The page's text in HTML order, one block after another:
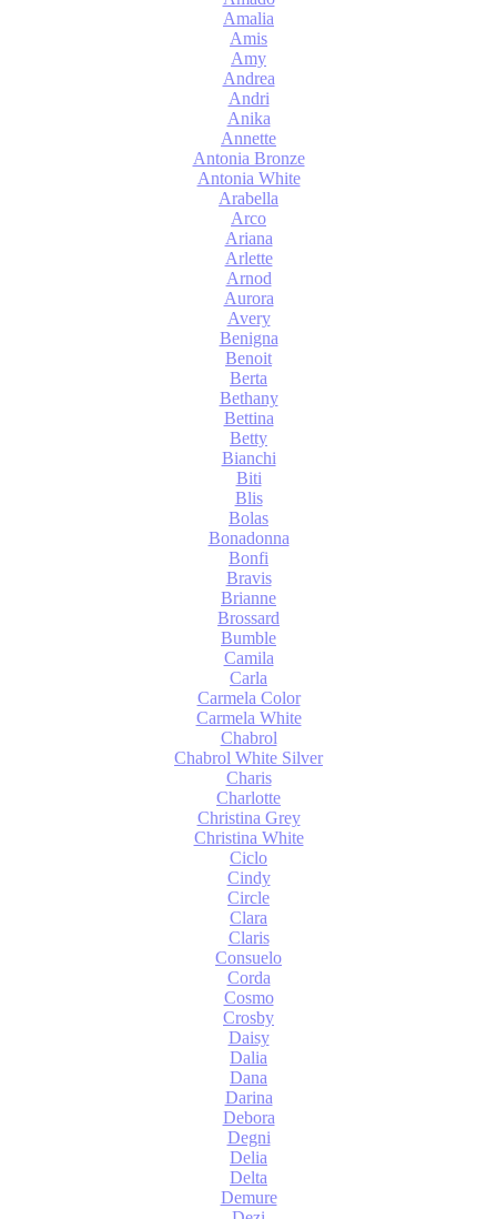
Amalia
Amis
Amy
Andrea
Andri
Anika
Annette
Antonia Bronze
Antonia White
Arabella
Arco
Ariana
Arlette
Arnod
Aurora
Avery
Benigna
Benoit
Berta
Bethany
Bettina
Betty
Bianchi
Biti
Blis
Bolas
Bonadonna
Bonfi
Bravis
Brianne
Brossard
Bumble
Camila
Carla
Carmela Color
Carmela White
Chabrol
Chabrol White Silver
Charis
Charlotte
Christina Grey
Christina White
Ciclo
Cindy
Circle
Clara
Claris
Consuelo
Corda
Cosmo
Crosby
Daisy
Dalia
Dana
Darina
Debora
Degni
Delia
Delta
Demure